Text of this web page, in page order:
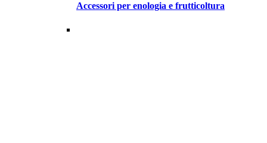
Accessori per enologia e frutticoltura